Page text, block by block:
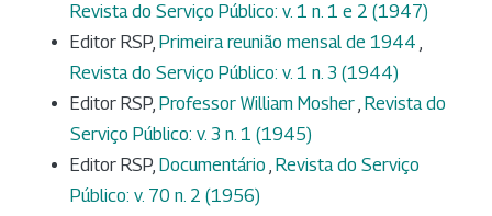
Revista do Serviço Público: v. 1 n. 1 e 2 (1947)
Editor RSP, Primeira reunião mensal de 1944 ,
Revista do Serviço Público: v. 1 n. 3 (1944)
Editor RSP, Professor William Mosher, Revista do
Serviço Público: v. 3 n. 1 (1945)
Editor RSP, Documentário , Revista do Serviço
Público: v. 70 n. 2 (1956)